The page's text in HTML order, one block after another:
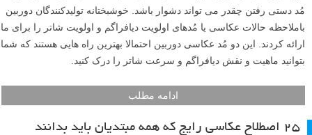
مُد دستی رفتن چقدر می تواند دشوار باشد. خوشبختانه تولیدکنندگان دوربین
باملاحظه حالات عکاسی یا مُدهای اولویت دیافراگم و اولویت شاتر را برای ما
ارائه کردند. این دو مُد عکاسی دوربین احتمالا بهترین راه هایی هستند که شما
بتوانید ماهیت و نقش دیافراگم و سرعت شاتر را درک کنید.
ادامه مطلب
۲۵ اصطلاح عکاسی رایج که همه مبتدیان باید بدانند